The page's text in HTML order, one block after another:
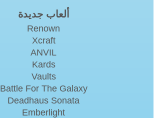
ألعاب جديدة
Renown
Xcraft
ANVIL
Kards
Vaults
Battle For The Galaxy
Deadhaus Sonata
Emberlight